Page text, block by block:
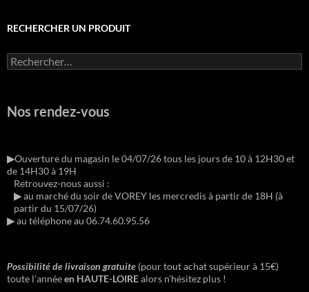
RECHERCHER UN PRODUIT
Rechercher :
Nos rendez-vous
▶︎Ouverture du magasin le 04/07/26 tous les jours de 10 à 12H30 et
de 14H30 à 19H
Retrouvez-nous aussi :
▶︎au marché du soir de VOREY les mercredis à partir de 18H (à
partir du 15/07/26)
▶︎au téléphone au 06.74.60.95.56
Possibilité de livraison gratuite (pour tout achat supérieur à 15€)
toute l'annéeen HAUTE-LOIREalors n'hésitez plus !